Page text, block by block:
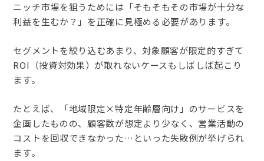
ニッチ市場を狙うためには「そもそもその市場が十分な
利益を生むか？」を正確に見極める必要があります。
セグメントを絞り込むあまり、対象顧客が限定的すぎて
ROI（投資対効果）が取れないケースもしばしば起こり
ます。
たとえば、「地域限定×特定年齢層向け」のサービスを
企画したものの、顧客数が想定より少なく、営業活動の
コストを回収できなかった…といった失敗例が挙げられ
ます。